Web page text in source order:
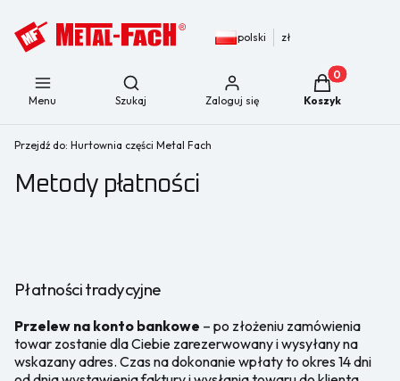
polski zł
Menu
Otwórz wyszukiwarkę
Szukaj Zaloguj się
Produkty w
Koszyk
Przejdź do: Hurtownia części Metal Fach
Metody płatności
Płatności tradycyjne
Przelew na konto bankowe – po złożeniu zamówienia
towar zostanie dla Ciebie zarezerwowany i wysyłany na
wskazany adres. Czas na dokonanie wpłaty to okres 14 dni